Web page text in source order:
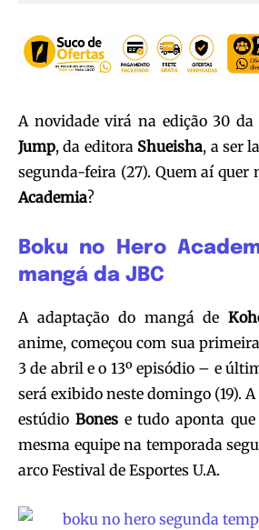
A novidade virá na edição 30 da
Jump, da editora Shueisha, a ser
segunda-feira (27). Quem aí quer
Academia?
Boku no Hero
mangá da JBC
A adaptação do mangá de
anime, começou com sua
3 de abril e o 13º episódio – e
será exibido neste domingo (19).
estúdio Bonese tudo aponta
mesma equipe na temporada
arco Festival de Esportes U.A.